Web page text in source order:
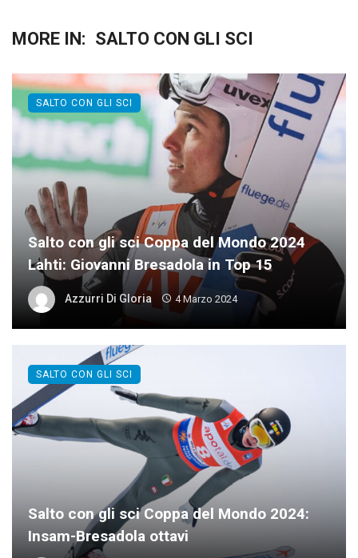
MORE IN: SALTO CON GLI SCI
Salto con gli sci Coppa del Mondo 2024
Lahti: Giovanni Bresadola in Top 15
Azzurri Di Gloria 4 Marzo 2024
SALTO CON GLI SCI
Salto con gli sci Coppa del Mondo 2024:
Insam-Bresadola ottavi
SALTO CON GLI SCI